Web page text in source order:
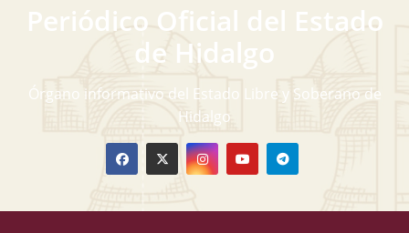
Periódico Oficial del Estado
de Hidalgo
Órgano informativo del Estado Libre y Soberano de
Hidalgo